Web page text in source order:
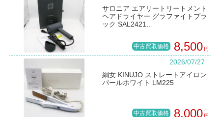
サロニア エアリートリートメント
ヘアドライヤー グラファイトブラ
ック SAL2421…
中古買取価格 8,500 円
2026/07/27
絹女 KINUJO ストレートアイロン
パールホワイト LM225
中古買取価格 8,000 円